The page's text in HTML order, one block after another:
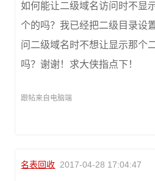
如何能让二级域名访问时不显
个的吗？我已经把二级目录设
问二级域名时不想让显示那个
吗？谢谢！求大侠指点下！
跟帖来自电脑端
名表回收 2017-04-28 17:04:47